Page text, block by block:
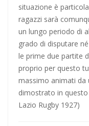
situazione è
ragazzi sarà
un lungo periodo di
grado di disputare
le prime due partite
proprio per questo
massimo animati da
dimostrato in questo
Lazio Rugby 1927)